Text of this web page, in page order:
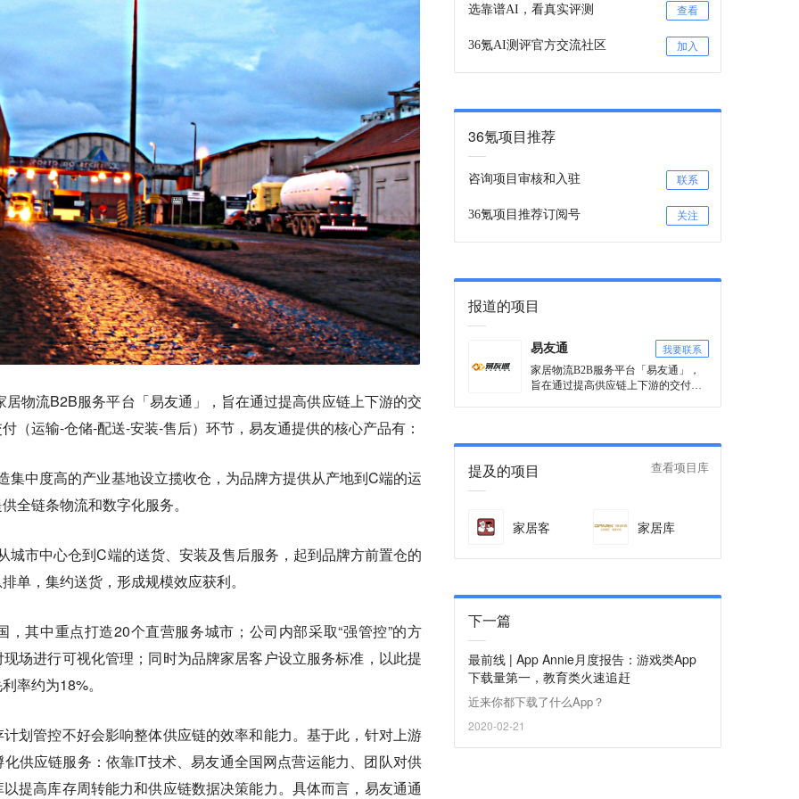
物流B2B服务平台「易友通」，旨在通过提高供应链上下游的交
（运输-仓储-配送-安装-售后）环节，易友通提供的核心产品有：
集中度高的产业基地设立揽收仓，为品牌方提供从产地到C端的运
全链条物流和数字化服务。
城市中心仓到C端的送货、安装及售后服务，起到品牌方前置仓的
单，集约送货，形成规模效应获利。
其中重点打造20个直营服务城市；公司内部采取“强管控”的方
场进行可视化管理；同时为品牌家居客户设立服务标准，以此提
率约为18%。
划管控不好会影响整体供应链的效率和能力。基于此， 针对上游
供应链服务： 依靠IT技术、易友通全国网点营运能力、团队对供
提高库存周转能力和供应链数据决策能力。具体而言，易友通通
选靠谱AI，看真实评测 查看
36氪AI测评官方交流社区 加入
36氪项目推荐
咨询项目审核和入驻 联系
36氪项目推荐订阅号 关注
报道的项目
易友通 我要联系
家居物流B2B服务平台「易友通」，
旨在通过提高供应链上下游的交付能
提及的项目 查看项目库
家居客 家居库
下一篇
最前线 | App Annie月度报告：游戏类App
下载量第一，教育类火速追赶
近来你都下载了什么App？
2020-02-21